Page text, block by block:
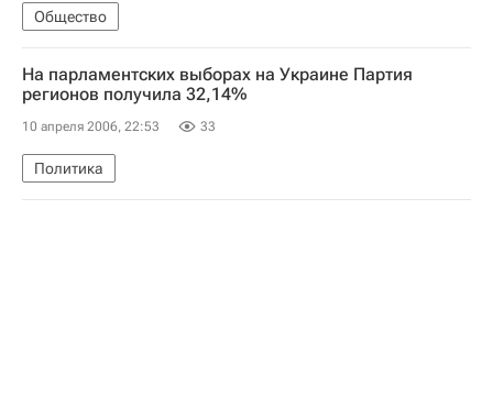
Общество
На парламентских выборах на Украине Партия
регионов получила 32,14%
10 апреля 2006, 22:53 33
Политика